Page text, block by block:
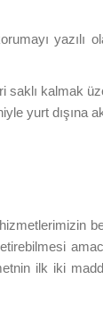
yazılı
kalmak
yurt dışına
ilk iki